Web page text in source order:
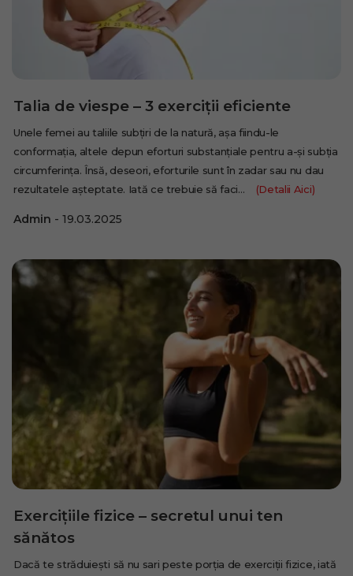
Talia de viespe – 3 exerciții eficiente
Unele femei au taliile subțiri de la natură, așa fiindu-le
conformația, altele depun eforturi substanțiale pentru a-și subția
circumferința. Însă, deseori, eforturile sunt în zadar sau nu dau
rezultatele așteptate. Iată ce trebuie să faci…
(Detalii Aici)
Admin 19.03.2025
Exercițiile fizice – secretul unui ten
sănătos
Dacă te străduiești să nu sari peste porția de exerciții fizice, iată